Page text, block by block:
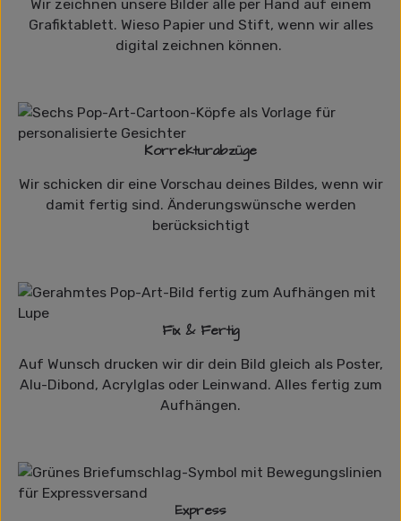
Wir zeichnen unsere Bilder alle per Hand auf einem
Grafiktablett. Wieso Papier und Stift, wenn wir alles
digital zeichnen können.
Korrekturabzüge
Wir schicken dir eine Vorschau deines Bildes, wenn wir
damit fertig sind. Änderungswünsche werden
berücksichtigt
Fix & Fertig
Auf Wunsch drucken wir dir dein Bild gleich als Poster,
Alu-Dibond, Acrylglas oder Leinwand. Alles fertig zum
Aufhängen.
Express